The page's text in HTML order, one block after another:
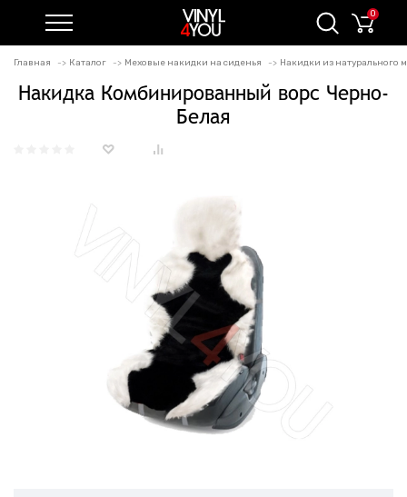
0
Главная Каталог Меховые накидки на сиденья Накидки из
Накидка Комбинированный ворс Черно-
Белая